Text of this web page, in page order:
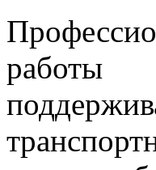
работы